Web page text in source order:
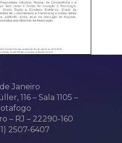
Janeiro
116 – Sala 1105 –
– RJ – 22290-160
2507-6407